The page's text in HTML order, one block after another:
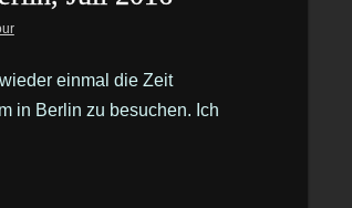
einmal die Zeit
in Berlin zu besuchen. Ich